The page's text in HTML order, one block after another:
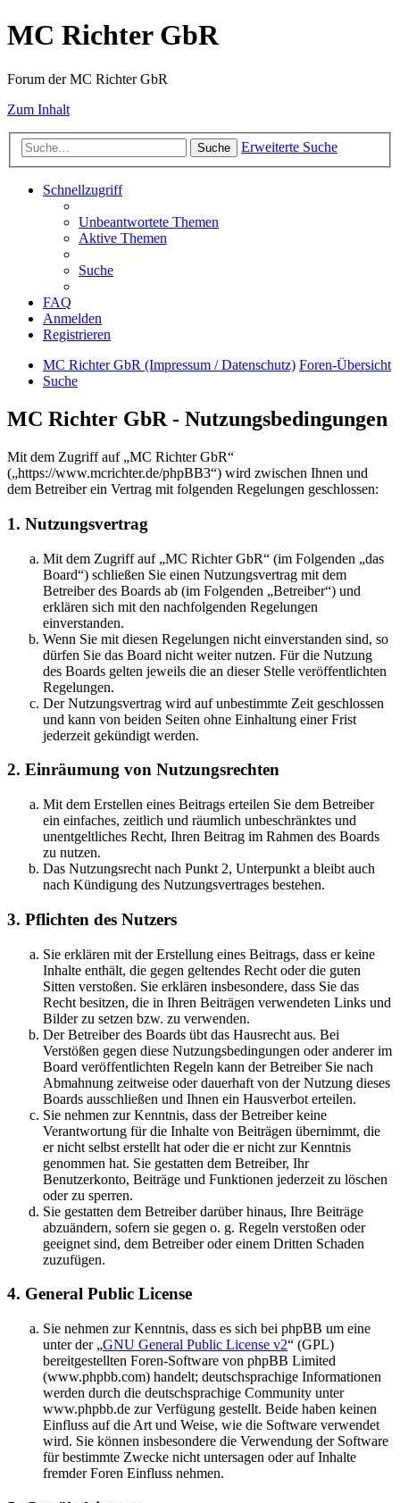
MC Richter GbR
Forum der MC Richter GbR
Zum Inhalt
Suche Erweiterte Suche
Schnellzugriff
Unbeantwortete Themen
Aktive Themen
Suche
FAQ
Anmelden
Registrieren
MC Richter GbR (Impressum / Datenschutz) Foren-Übersicht
Suche
MC Richter GbR - Nutzungsbedingungen
Mit dem Zugriff auf „MC Richter GbR“
(„https://www.mcrichter.de/phpBB3“) wird zwischen Ihnen und
dem Betreiber ein Vertrag mit folgenden Regelungen geschlossen:
1. Nutzungsvertrag
Mit dem Zugriff auf „MC Richter GbR“ (im Folgenden „das
Board“) schließen Sie einen Nutzungsvertrag mit dem
Betreiber des Boards ab (im Folgenden „Betreiber“) und
erklären sich mit den nachfolgenden Regelungen
einverstanden.
Wenn Sie mit diesen Regelungen nicht einverstanden sind, so
dürfen Sie das Board nicht weiter nutzen. Für die Nutzung
des Boards gelten jeweils die an dieser Stelle veröffentlichten
Regelungen.
Der Nutzungsvertrag wird auf unbestimmte Zeit geschlossen
und kann von beiden Seiten ohne Einhaltung einer Frist
jederzeit gekündigt werden.
2. Einräumung von Nutzungsrechten
Mit dem Erstellen eines Beitrags erteilen Sie dem Betreiber
ein einfaches, zeitlich und räumlich unbeschränktes und
unentgeltliches Recht, Ihren Beitrag im Rahmen des Boards
zu nutzen.
Das Nutzungsrecht nach Punkt 2, Unterpunkt a bleibt auch
nach Kündigung des Nutzungsvertrages bestehen.
3. Pflichten des Nutzers
Sie erklären mit der Erstellung eines Beitrags, dass er keine
Inhalte enthält, die gegen geltendes Recht oder die guten
Sitten verstoßen. Sie erklären insbesondere, dass Sie das
Recht besitzen, die in Ihren Beiträgen verwendeten Links und
Bilder zu setzen bzw. zu verwenden.
Der Betreiber des Boards übt das Hausrecht aus. Bei
Verstößen gegen diese Nutzungsbedingungen oder anderer im
Board veröffentlichten Regeln kann der Betreiber Sie nach
Abmahnung zeitweise oder dauerhaft von der Nutzung dieses
Boards ausschließen und Ihnen ein Hausverbot erteilen.
Sie nehmen zur Kenntnis, dass der Betreiber keine
Verantwortung für die Inhalte von Beiträgen übernimmt, die
er nicht selbst erstellt hat oder die er nicht zur Kenntnis
genommen hat. Sie gestatten dem Betreiber, Ihr
Benutzerkonto, Beiträge und Funktionen jederzeit zu löschen
oder zu sperren.
Sie gestatten dem Betreiber darüber hinaus, Ihre Beiträge
abzuändern, sofern sie gegen o. g. Regeln verstoßen oder
geeignet sind, dem Betreiber oder einem Dritten Schaden
zuzufügen.
4. General Public License
Sie nehmen zur Kenntnis, dass es sich bei phpBB um eine
unter der „GNU General Public License v2“ (GPL)
bereitgestellten Foren-Software von phpBB Limited
(www.phpbb.com) handelt; deutschsprachige Informationen
werden durch die deutschsprachige Community unter
www.phpbb.de zur Verfügung gestellt. Beide haben keinen
Einfluss auf die Art und Weise, wie die Software verwendet
wird. Sie können insbesondere die Verwendung der Software
für bestimmte Zwecke nicht untersagen oder auf Inhalte
fremder Foren Einfluss nehmen.